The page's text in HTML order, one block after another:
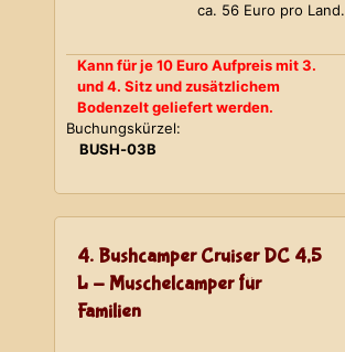
ca. 56 Euro pro Land.
Kann für je 10 Euro Aufpreis mit 3.
und 4. Sitz und zusätzlichem
Bodenzelt geliefert werden.
Buchungskürzel:
BUSH-03B
4. Bushcamper Cruiser DC 4,5
L - Muschelcamper für
Familien